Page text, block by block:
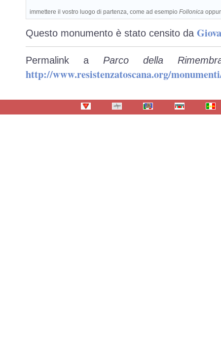
immettere il vostro luogo di partenza, come ad esempio Follonica
Questo monumento è stato censito da
Permalink a Parco della
http://www.resistenzatoscana.org/